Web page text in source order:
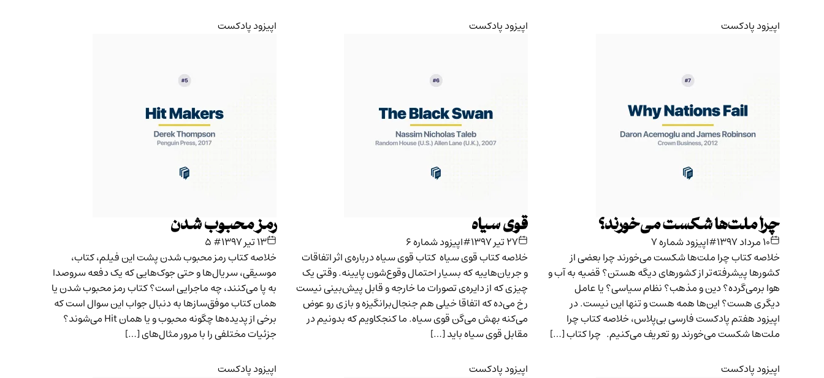
اپیزود پادکست
چرا ملت‌ها شکست می‌خورند؟
۱۰ مرداد ۱۳۹۷
#اپیزود شماره ۷
خلاصه کتاب چرا ملت‌ها شکست می‌خورند چرا بعضی از
کشورها پیشرفته‌تر از کشورهای دیگه هستن؟ قضیه به آب و
هوا برمی‌گرده؟ دین و مذهب؟ نظام سیاسی؟ یا عامل
دیگری هست؟ این‌ها همه هست و تنها این نیست. در
اپیزود هفتم پادکست فارسی بی‌پلاس، خلاصه کتاب چرا
ملت‌ها شکست می‌خورند رو تعریف می‌کنیم. چرا کتاب […]
اپیزود پادکست
قوی سیاه
۲۷ تیر ۱۳۹۷
#اپیزود شماره ۶
خلاصه کتاب قوی سیاه کتاب قوی سیاه درباره‌ی اثر اتفاقات
و جریان‌هاییه که بسیار احتمال وقوع‌شون پایینه. وقتی یک
چیزی که از دایره‌ی تصورات ما خارجه و قابل پیش‌بینی نیست
رخ می‌ده که اتفاقا خیلی هم جنجال‌برانگیزه و بازی رو عوض
می‌کنه بهش می‌گن قوی سیاه. ما کنجکاویم که بدونیم در
مقابل قوی سیاه باید […]
اپیزود پادکست
رمز محبوب شدن
۱۳ تیر ۱۳۹۷
# ۵
خلاصه کتاب رمز محبوب شدن پشت این فیلم، کتاب،
موسیقی، سریال‌ها و حتی جوک‌هایی که یک دفعه سروصدا
به پا می‌کنند، چه ماجرایی است؟ کتاب رمز محبوب شدن یا
همان کتاب موفق‌سازها به دنبال جواب این سوال است که
برخی از پدیده‌ها چگونه محبوب و یا همان Hit می‌شوند؟
جزئیات مختلفی را با مرور مثال‌های […]
اپیزود پادکست اپیزود پادکست اپیزود پادکست